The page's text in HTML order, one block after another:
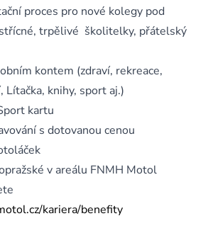
proces pro nové kolegy pod
trpělivé školitelky, přátelský
kontem (zdraví, rekreace,
knihy, sport aj.)
kartu
s dotovanou cenou
v areálu FNMH Motol
kariera/benefity